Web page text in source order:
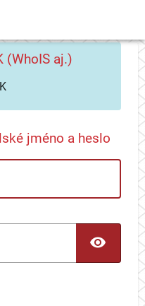
(WhoIS aj.)
jméno a heslo